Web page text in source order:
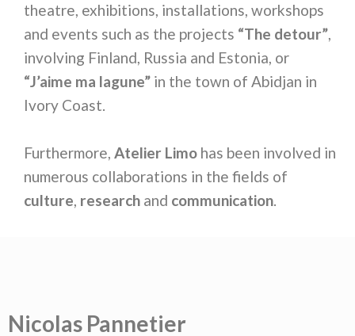
theatre, exhibitions, installations, workshops
and events such as the projects “The detour”,
involving Finland, Russia and Estonia, or
“J’aime ma lagune” in the town of Abidjan in
Ivory Coast.
Furthermore, Atelier Limo has been involved in
numerous collaborations in the fields of
culture, research and communication.
Nicolas Pannetier